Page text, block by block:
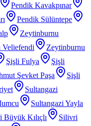
Pendik Kavakpınar
Pendik Sülüntepe
Zeytinburnu
Veliefendi
Zeytinburnu
Şişli Fulya
Şişli
Şevket Paşa
Şişli
Sultangazi
Sultangazi Yayla
Büyük Kılıçlı
Silivri